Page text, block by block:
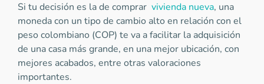
Si tu decisión es la de comprar vivienda nueva, una
moneda con un tipo de cambio alto en relación con el
peso colombiano (COP) te va a facilitar la adquisición
de una casa más grande, en una mejor ubicación, con
mejores acabados, entre otras valoraciones
importantes.